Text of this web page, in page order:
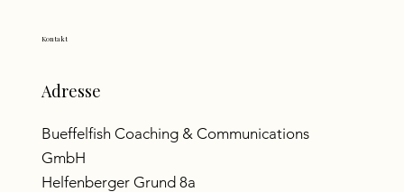
Lösung!
Kontakt
Adresse
Bueffelfish Coaching & Communications
GmbH
Helfenberger Grund 8a